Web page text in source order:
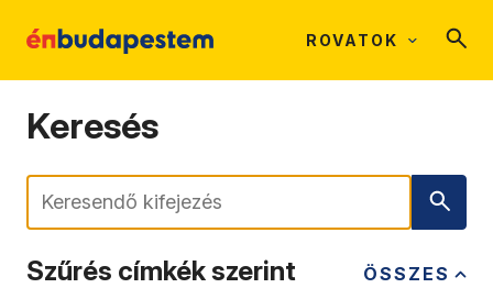
ROVATOK
Keresés
Keresés
ÖSSZES
Szűrés címkék szerint